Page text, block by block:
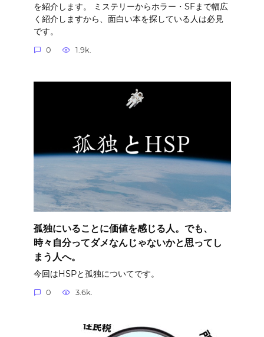
を紹介します。 ミステリーからホラー・SFまで幅広
く紹介しますから、面白い本を探している人は必見
です。
0 1.9k.
孤独にいることに価値を感じる人。でも、
時々自分ってダメなんじゃないかと思ってし
まう人へ。
今回はHSPと孤独についてです。
0 3.6k.